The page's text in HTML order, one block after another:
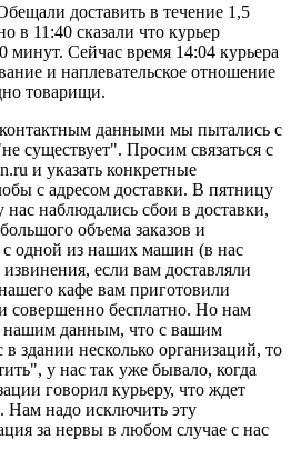
доставить в течение 1,5
в 11:40 сказали что курьер
минут. Сейчас время 14:04 курьера
и наплевательское отношение
товарищи.
данными мы пытались с
существует". Просим связаться с
и указать конкретные
с адресом доставки. В пятницу
наблюдались сбои в доставки,
объема заказов и
одной из наших машин (в нас
если вам доставляли
кафе вам приготовили
бесплатно. Но нам
нашим данным, что с вашим
в здании несколько организаций, то
у нас так уже бывало, когда
говорил курьеру, что ждет
Нам надо исключить эту
за нервы в любом случае с нас